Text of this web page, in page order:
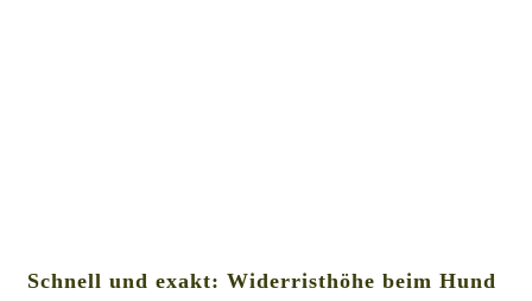
Schnell und exakt: Widerristhöhe beim Hund